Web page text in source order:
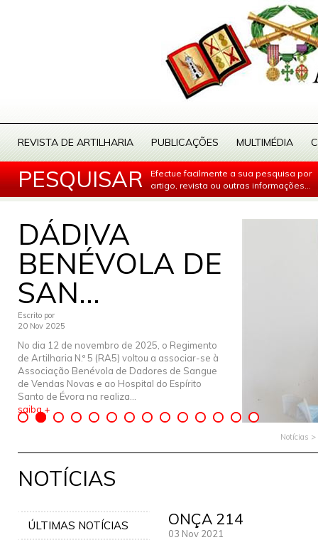
REVISTA DE ARTILHARIA PUBLICAÇÕES MULTIMÉDIA
PESQUISAR
Efectue facilmente a sua pesquisa por
artigo, revista ou outras informações...
DÁDIVA
BENÉVOLA DE
SAN...
Escrito por
20 Nov 2025
No dia 12 de novembro de 2025, o Regimento
de Artilharia N.º 5 (RA5) voltou a associar-se à
Associação Benévola de Dadores de Sangue
de Vendas Novas e ao Hospital do Espírito
Santo de Évora na realiza...
saiba +
Notícias >
NOTÍCIAS
ÚLTIMAS NOTÍCIAS ONÇA 214
03 Nov 2021